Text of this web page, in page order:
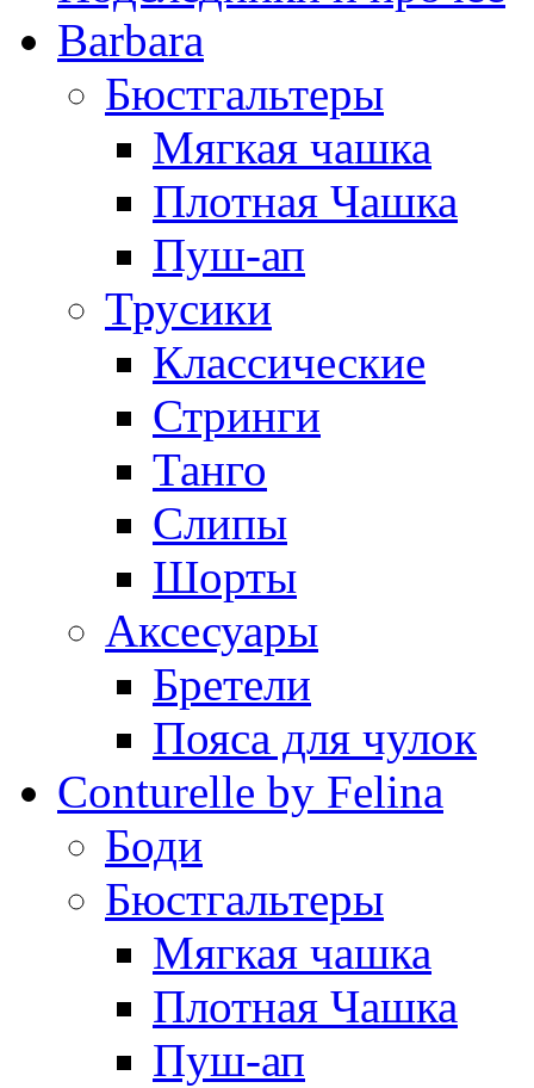
Barbara
Бюстгальтеры
Мягкая чашка
Плотная Чашка
Пуш-ап
Трусики
Классические
Стринги
Танго
Слипы
Шорты
Аксесуары
Бретели
Пояса для чулок
Conturelle by Felina
Боди
Бюстгальтеры
Мягкая чашка
Плотная Чашка
Пуш-ап